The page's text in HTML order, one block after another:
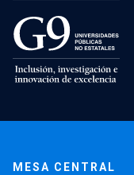
MESA CENTRAL